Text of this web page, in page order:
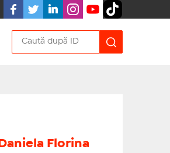
Daniela Florina